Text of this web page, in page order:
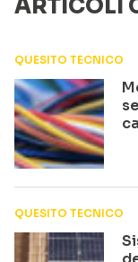
ARTICOLI
QUESITO TECNICO
QUESITO TECNICO